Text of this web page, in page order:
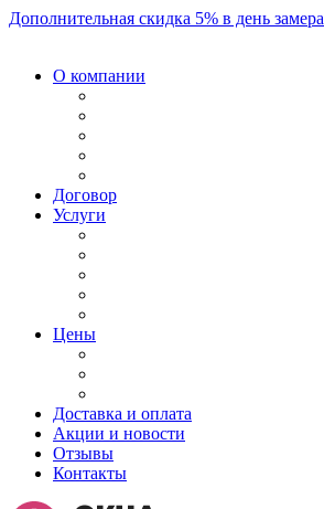
Дополнительная скидка 5% в день замера
О компании
Договор
Услуги
Цены
Доставка и оплата
Акции и новости
Отзывы
Контакты